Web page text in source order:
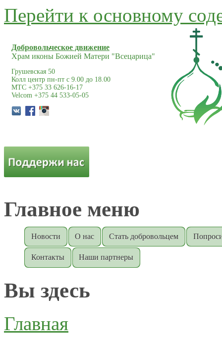
Перейти к основному
Добровольческое движение
Храм иконы Божией Матери "Всецарица"
Грушевская 50
Колл центр пн-пт с 9.00 до 18.00
МТС +375 33 626-16-17
Velcom +375 44 533-05-05
Главное меню
Новости О нас Стать добровольцем
Контакты Наши партнеры
Вы здесь
Главная